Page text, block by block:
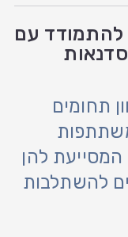
להתמודד עם
תחומים
המסייעת להן
להשתלבות